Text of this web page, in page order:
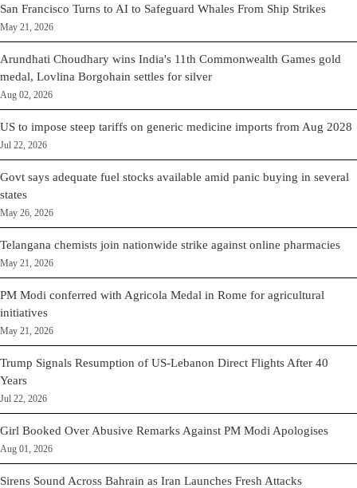
San Francisco Turns to AI to Safeguard Whales From Ship Strikes
May 21, 2026
Arundhati Choudhary wins India's 11th Commonwealth Games gold
medal, Lovlina Borgohain settles for silver
Aug 02, 2026
US to impose steep tariffs on generic medicine imports from Aug 2028
Jul 22, 2026
Govt says adequate fuel stocks available amid panic buying in several
states
May 26, 2026
Telangana chemists join nationwide strike against online pharmacies
May 21, 2026
PM Modi conferred with Agricola Medal in Rome for agricultural
initiatives
May 21, 2026
Trump Signals Resumption of US-Lebanon Direct Flights After 40
Years
Jul 22, 2026
Girl Booked Over Abusive Remarks Against PM Modi Apologises
Aug 01, 2026
Sirens Sound Across Bahrain as Iran Launches Fresh Attacks